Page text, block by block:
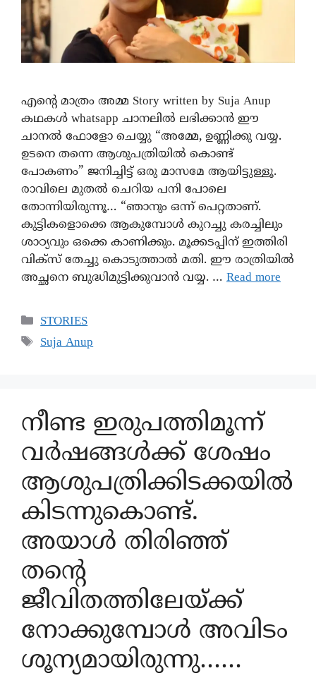
എൻ്റെ മാത്രം അമ്മ Story written by Suja Anup
കഥകൾ whatsapp ചാനലിൽ ലഭിക്കാൻ ഈ
ചാനൽ ഫോളോ ചെയ്യു “അമ്മേ, ഉണ്ണിക്കു വയ്യ.
ഉടനെ തന്നെ ആശുപത്രിയിൽ കൊണ്ട്
പോകണം” ജനിച്ചിട്ട് ഒരു മാസമേ ആയിട്ടുള്ളൂ.
രാവിലെ മുതൽ ചെറിയ പനി പോലെ
തോന്നിയിരുന്നൂ… “ഞാനും ഒന്ന് പെറ്റതാണ്.
കുട്ടികളൊക്കെ ആകുമ്പോൾ കുറച്ചു കരച്ചിലും
ശാഠ്യവും ഒക്കെ കാണിക്കും. മൂക്കടപ്പിന് ഇത്തിരി
വിക്സ് തേച്ചു കൊടുത്താൽ മതി. ഈ രാത്രിയിൽ
അച്ഛനെ ബുദ്ധിമുട്ടിക്കുവാൻ വയ്യ. … Read more
STORIES
Suja Anup
നീണ്ട ഇരുപത്തിമൂന്ന്
വർഷങ്ങൾക്ക് ശേഷം
ആശുപത്രിക്കിടക്കയിൽ
കിടന്നുകൊണ്ട്.
അയാൾ തിരിഞ്ഞ്
തന്റെ
ജീവിതത്തിലേയ്ക്ക്
നോക്കുമ്പോൾ അവിടം
ശൂന്യമായിരുന്നു……